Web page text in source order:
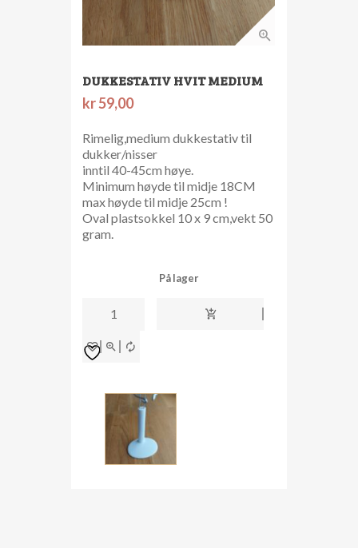
DUKKESTATIV HVIT MEDIUM
kr59,00
Rimelig,medium dukkestativ til
dukker/nisser
inntil 40-45cm høye.
Minimum høyde til midje 18CM
max høyde til midje 25cm !
Oval plastsokkel 10 x 9 cm,vekt 50
gram.
På lager
Dukkestativ
hvit